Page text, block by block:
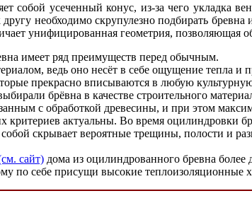
собой усеченный конус, из-за чего укладка
необходимо скрупулезно подбирать
унифицированная геометрия, позволяющая
имеет ряд преимуществ перед обычным.
ведь оно несёт в себе ощущение тепла и
прекрасно вписываются в любую
брёвна в качестве строительного
с обработкой древесины, и при этом
критериев актуальны. Во время оцилиндровки
скрывает вероятные трещины, полости и
сайт) дома из оцилиндрованного бревна
по себе присущи высокие теплоизоляционные